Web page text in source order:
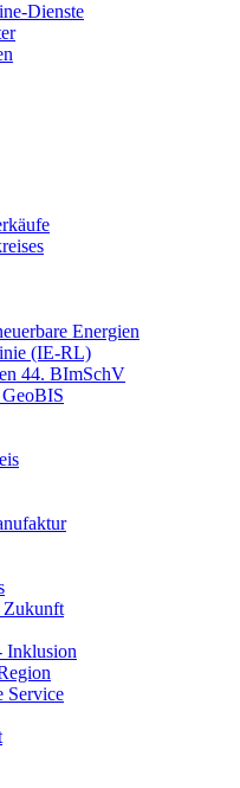
Dienste
Energien
(IE-RL)
44. BImSchV
Zukunft
Inklusion
Service